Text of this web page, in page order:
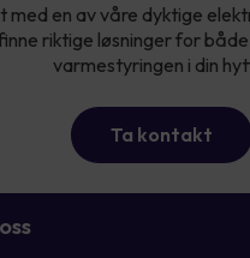
med en av våre dyktige
riktige løsninger for
varmestyringen i din
Ta kontakt